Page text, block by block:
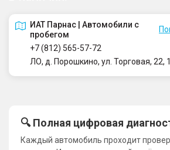
ИАТ Парнас | Автомобили с
пробегом
+7 (812) 565-57-72
ЛО, д. Порошкино, ул. Торговая, 22,
🔍 Полная цифровая
Каждый автомобиль проходит